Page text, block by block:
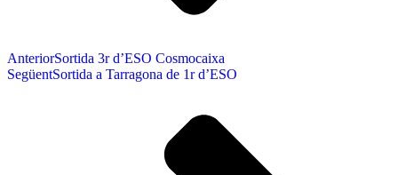
AnteriorSortida 3r d’ESO Cosmocaixa
SegüentSortida a Tarragona de 1r d’ESO